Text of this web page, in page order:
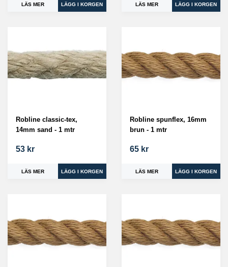
LÄS MER LÄS MER
Robline classic-tex,
14mm sand - 1 mtr
53 kr
LÄS MER
Robline spunflex, 16mm
brun - 1 mtr
65 kr
LÄS MER